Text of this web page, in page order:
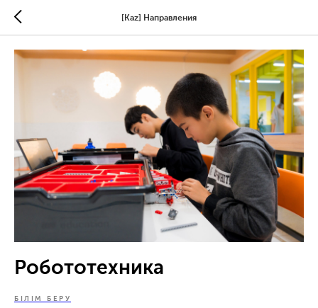
[Kaz] Направления
Робототехника
БІЛІМ БЕРУ